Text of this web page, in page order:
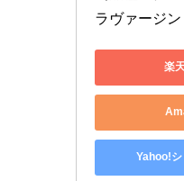
ラヴァージ
楽
Yahoo!